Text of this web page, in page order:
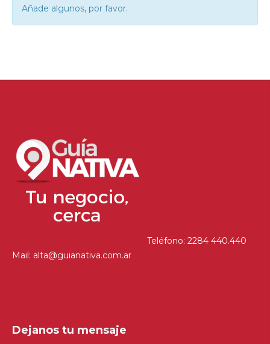
Añade algunos, por favor.
Teléfono: 2284 440.440
Mail: alta@guianativa.com.ar
Dejanos tu mensaje